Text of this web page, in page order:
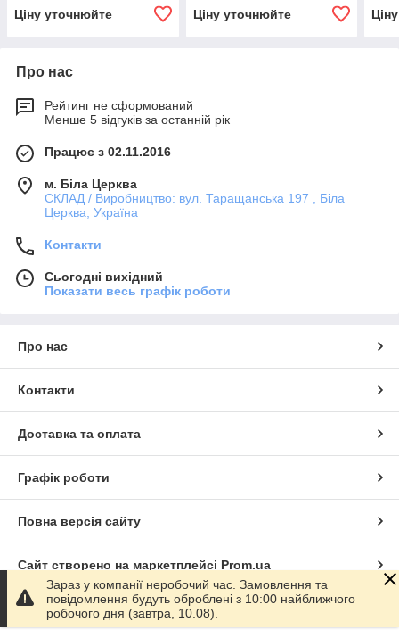
Ціну уточнюйте
Ціну уточнюйте
Про нас
Рейтинг не сформований
Менше 5 відгуків за останній рік
Працює з 02.11.2016
м. Біла Церква
СКЛАД / Виробництво: вул. Таращанська 197 , Біла
Церква, Україна
Контакти
Сьогодні вихідний
Показати весь графік роботи
Про нас
Контакти
Доставка та оплата
Графік роботи
Повна версія сайту
Сайт створено на маркетплейсі Prom.ua
Політика конфіденційності
Зараз у компанії неробочий час. Замовлення та
повідомлення будуть оброблені з 10:00 найближчого
робочого дня (завтра, 10.08).